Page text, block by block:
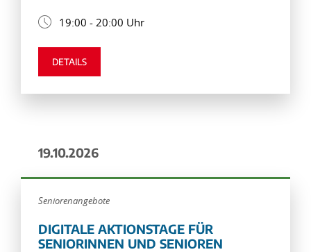
19:00 - 20:00 Uhr
DETAILS
19.10.2026
Seniorenangebote
DIGITALE AKTIONSTAGE FÜR
SENIORINNEN UND SENIOREN